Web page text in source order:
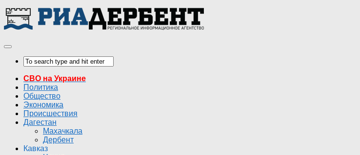
СВО на Украине
Политика
Общество
Экономика
Происшествия
Дагестан
Махачкала
Дербент
Кавказ